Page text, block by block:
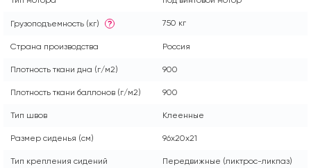
Грузоподъемность (кг) ? 750 кг
Страна производства Россия
Плотность ткани дна (г/м2) 900
Плотность ткани баллонов (г/м2) 900
Тип швов Клеенные
Размер сиденья (см) 96x20x21
Тип крепления сидений Передвижные (ликтрос-ликпаз)